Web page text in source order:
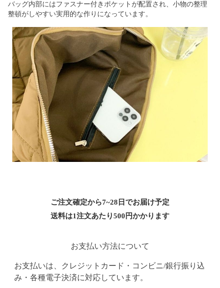
バッグ内部にはファスナー付きポケットが配置され、小物の整理
整頓がしやすい実用的な作りになっています。
ご注文確定から7~28日でお届け予定
送料は1注文あたり500 円かかります
お支払い方法について
お支払いは、クレジットカード・コンビニ/銀行振り込
み・各種電子決済に対応しています。